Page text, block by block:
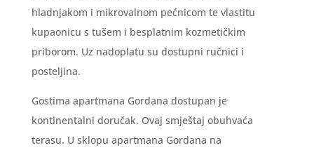
hladnjakom i mikrovalnom pećnicom te vlastitu
kupaonicu s tušem i besplatnim kozmetičkim
priborom. Uz nadoplatu su dostupni ručnici i
posteljina.
Gostima apartmana Gordana dostupan je
kontinentalni doručak. Ovaj smještaj obuhvaća
terasu. U sklopu apartmana Gordana na